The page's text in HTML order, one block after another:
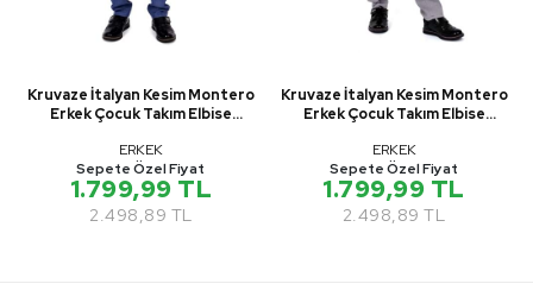
Kruvaze İtalyan Kesim Montero
Erkek Çocuk Takım Elbise
ERKEK
Sepete Özel Fiyat
1.799,99 TL
2.498,89 TL
Kruvaze İtalyan Kesim Montero
Erkek Çocuk Takım Elbise
ERKEK
Sepete Özel Fiyat
1.799,99 TL
2.498,89 TL